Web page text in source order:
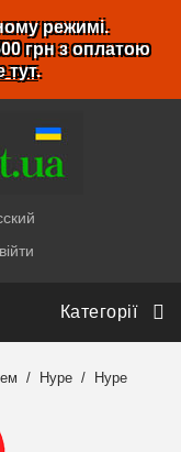
режимі.
грн з оплатою
тут.
Категорії
Hype
Hype